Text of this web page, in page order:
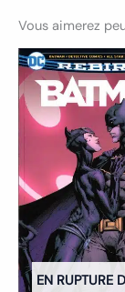
Vous aimerez
EN RUPTURE